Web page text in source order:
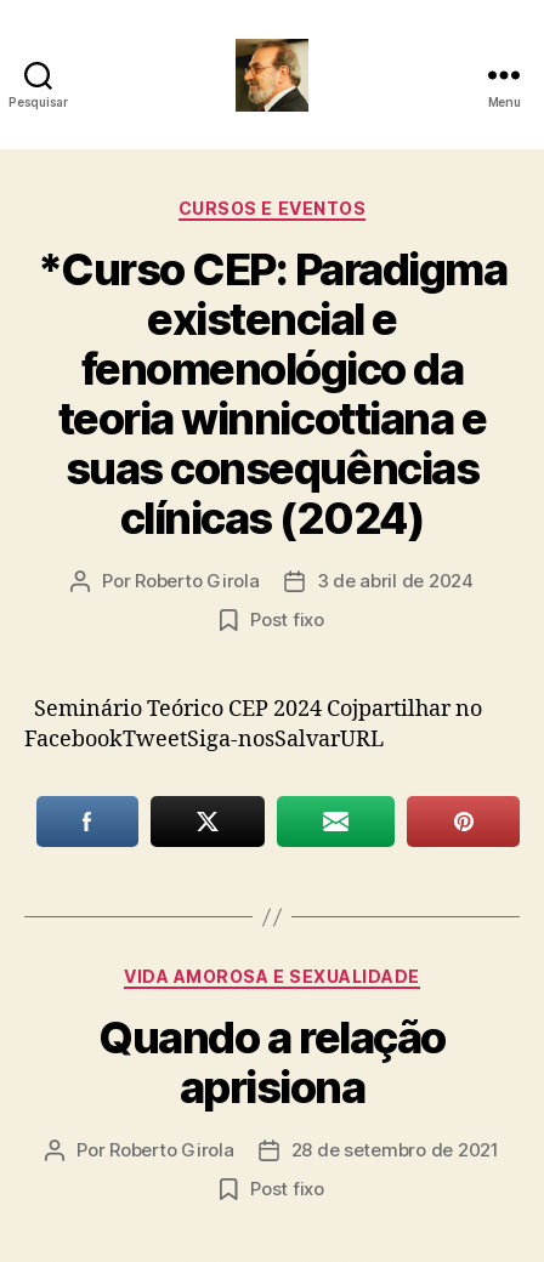
Pesquisar
-
Psicanalista
e
Terapeuta
Familiar
Menu
Categorias
CURSOS E EVENTOS
*Curso CEP: Paradigma
existencial e
fenomenológico da
teoria winnicottiana e
suas consequências
clínicas (2024)
Autor
Por Roberto Girola
Data
de
3 de abril de 2024
Post fixo
Seminário Teórico CEP 2024 Cojpartilhar no
FacebookTweetSiga-nosSalvarURL
Categorias
VIDA AMOROSA E SEXUALIDADE
Quando a relação
aprisiona
Autor
Por Roberto Girola
Data28 de setembro de 2021
Post fixo